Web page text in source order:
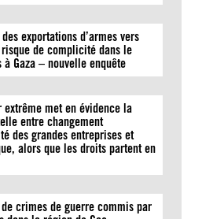
exportations d’armes vers
de complicité dans le
Gaza – nouvelle enquête
extrême met en évidence la
entre changement
des grandes entreprises et
alors que les droits partent en
crimes de guerre commis par